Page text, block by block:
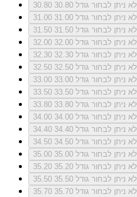
30.80
לא ניתן לבחור גודל 30.80
31.00
לא ניתן לבחור גודל 31.00
31.50
לא ניתן לבחור גודל 31.50
32.00
לא ניתן לבחור גודל 32.00
32.30
לא ניתן לבחור גודל 32.30
32.50
לא ניתן לבחור גודל 32.50
33.00
לא ניתן לבחור גודל 33.00
33.50
לא ניתן לבחור גודל 33.50
33.80
לא ניתן לבחור גודל 33.80
34.00
לא ניתן לבחור גודל 34.00
34.40
לא ניתן לבחור גודל 34.40
34.50
לא ניתן לבחור גודל 34.50
35.00
לא ניתן לבחור גודל 35.00
35.20
לא ניתן לבחור גודל 35.20
35.50
לא ניתן לבחור גודל 35.50
35.70
לא ניתן לבחור גודל 35.70